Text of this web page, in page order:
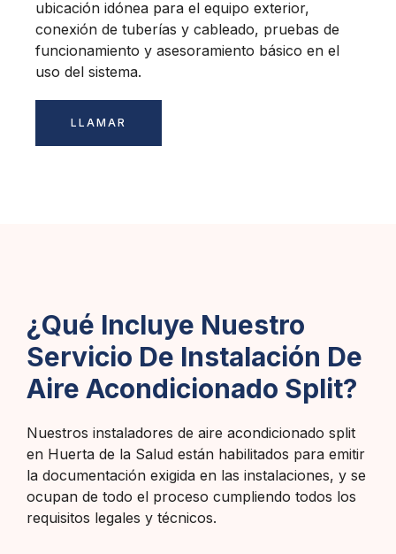
ubicación idónea para el equipo exterior,
conexión de tuberías y cableado, pruebas de
funcionamiento y asesoramiento básico en el
uso del sistema.
LLAMAR
¿Qué Incluye Nuestro
Servicio De Instalación De
Aire Acondicionado Split?
Nuestros instaladores de aire acondicionado split
en Huerta de la Salud están habilitados para emitir
la documentación exigida en las instalaciones, y se
ocupan de todo el proceso cumpliendo todos los
requisitos legales y técnicos.